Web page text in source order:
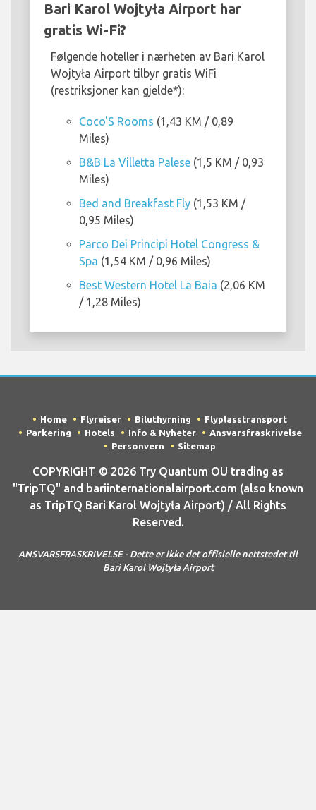
Bari Karol Wojtyła Airport har
gratis Wi-Fi?
Følgende hoteller i nærheten av Bari Karol
Wojtyła Airport tilbyr gratis WiFi
(restriksjoner kan gjelde*):
Coco'S Rooms (1,43 KM / 0,89
Miles)
B&B La Villetta Palese (1,5 KM / 0,93
Miles)
Bed and Breakfast Fly (1,53 KM /
0,95 Miles)
Parco Dei Principi Hotel Congress &
Spa (1,54 KM / 0,96 Miles)
Best Western Hotel La Baia (2,06 KM
/ 1,28 Miles)
Home Flyreiser Biluthyrning
Flyplasstransport
Parkering
Hotels Info & Nyheter
Ansvarsfraskrivelse
Personvern
Sitemap
COPYRIGHT © 2026 Try Quantum OU trading as
"TripTQ" and bariinternationalairport.com (also known
as TripTQ Bari Karol Wojtyła Airport) / All Rights
Reserved.
ANSVARSFRASKRIVELSE - Dette er ikke det offisielle nettstedet til
Bari Karol Wojtyła Airport